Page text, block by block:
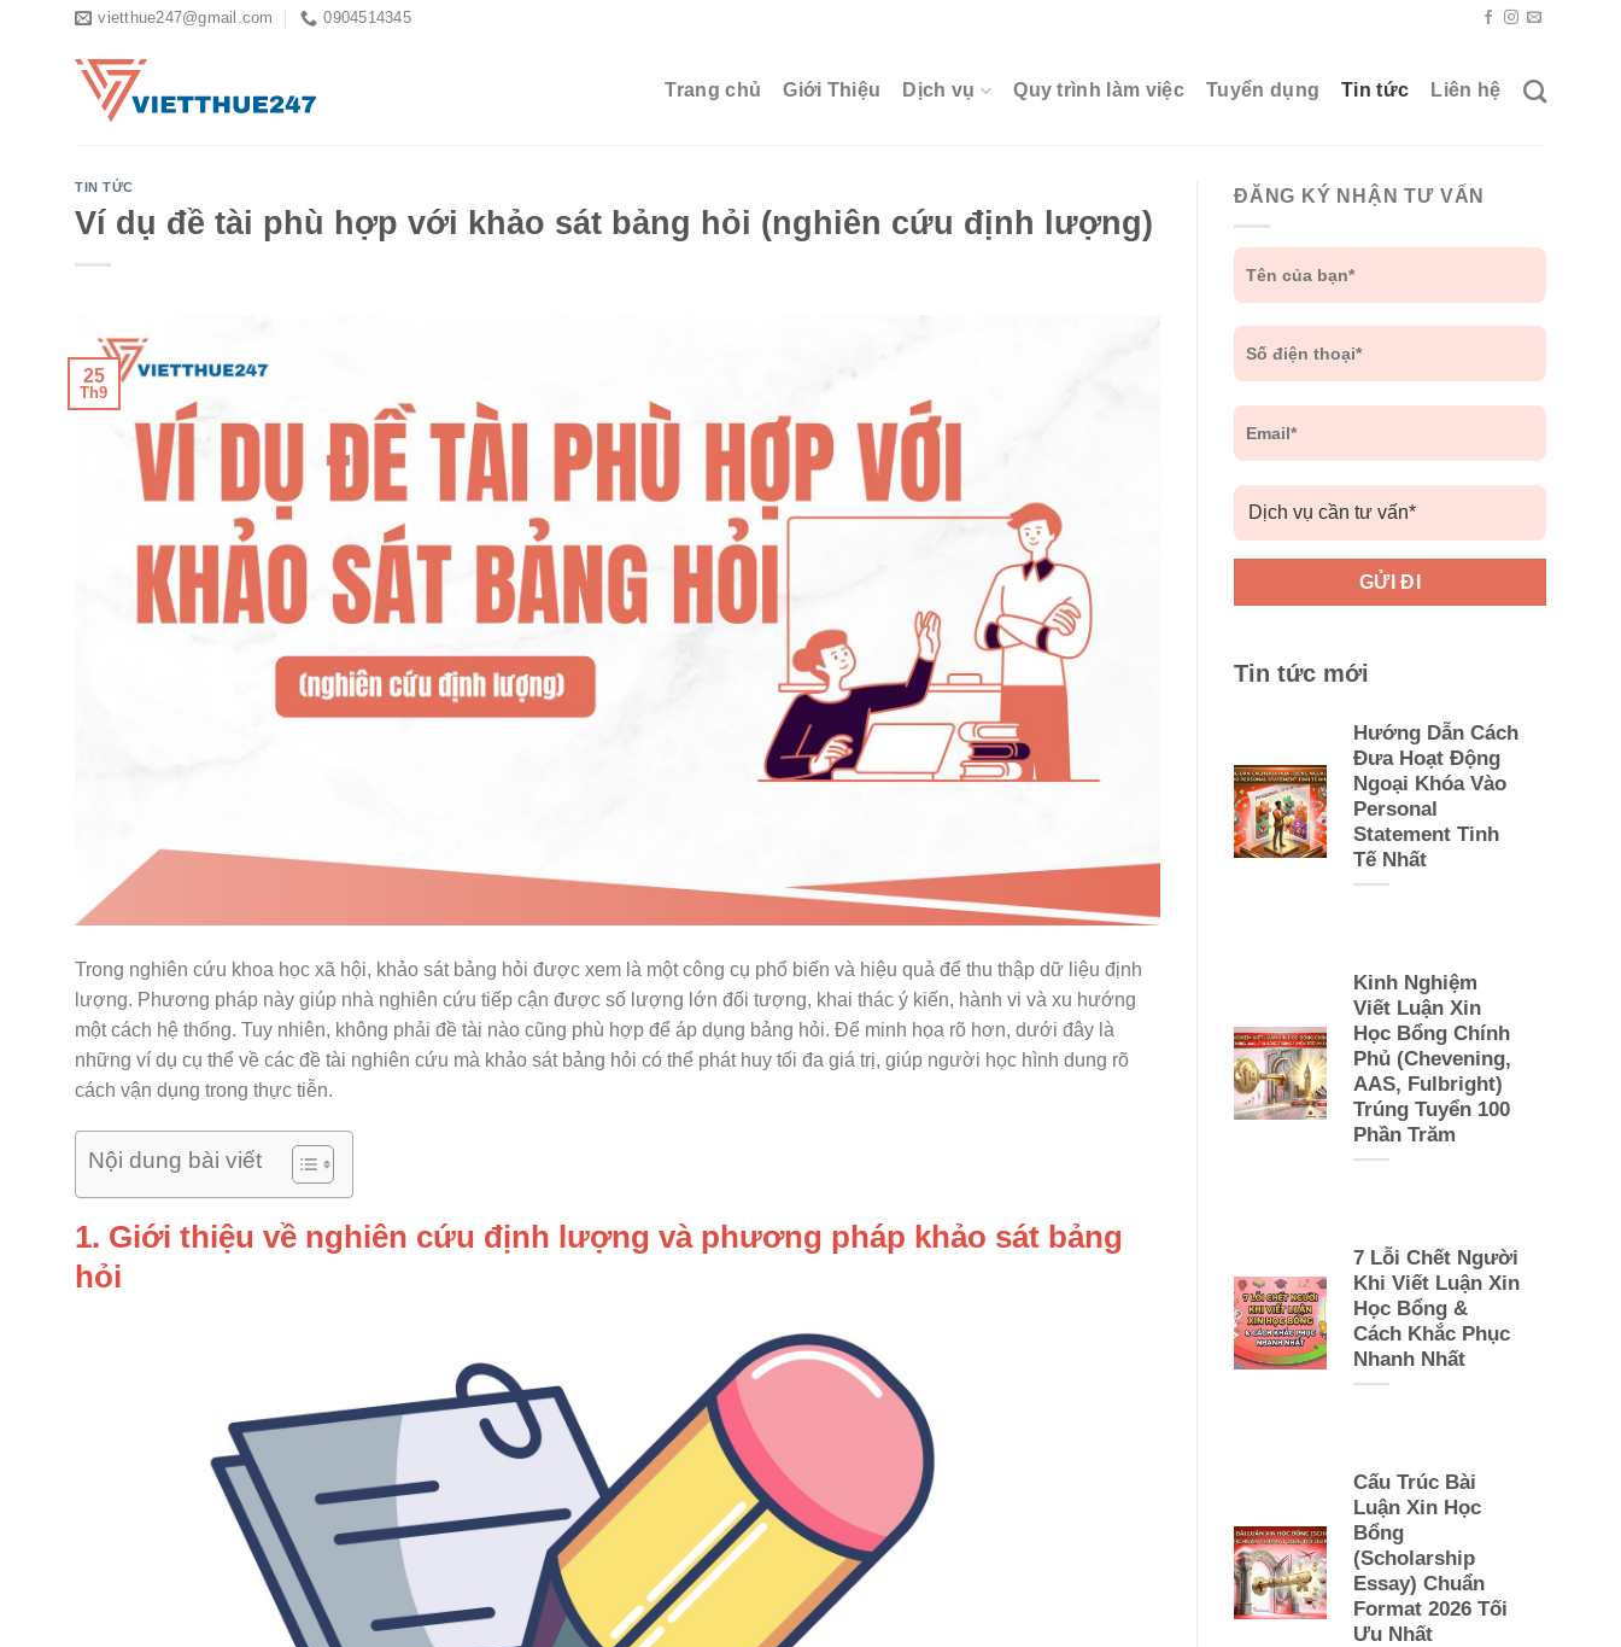
vietthue247@gmail.com 0904514345
Trang chủ Giới Thiệu Dịch vụ Quy trình làm việc Tuyển dụng Tin tức Liên hệ
TIN TỨC
Ví dụ đề tài phù hợp với khảo sát bảng hỏi (nghiên cứu định lượng)
25
Th9
Trong nghiên cứu khoa học xã hội, khảo sát bảng hỏi được xem là một công cụ phổ biến và hiệu quả để thu thập dữ liệu định
lượng. Phương pháp này giúp nhà nghiên cứu tiếp cận được số lượng lớn đối tượng, khai thác ý kiến, hành vi và xu hướng
một cách hệ thống. Tuy nhiên, không phải đề tài nào cũng phù hợp để áp dụng bảng hỏi. Để minh họa rõ hơn, dưới đây là
những ví dụ cụ thể về các đề tài nghiên cứu mà khảo sát bảng hỏi có thể phát huy tối đa giá trị, giúp người học hình dung rõ
cách vận dụng trong thực tiễn.
Nội dung bài viết
1. Giới thiệu về nghiên cứu định lượng và phương pháp khảo sát bảng
hỏi
ĐĂNG KÝ NHẬN TƯ VẤN
Tin tức mới
Hướng Dẫn Cách
Đưa Hoạt Động
Ngoại Khóa Vào
Personal
Statement Tinh
Tế Nhất
Kinh Nghiệm
Viết Luận Xin
Học Bổng Chính
Phủ (Chevening,
AAS, Fulbright)
Trúng Tuyển 100
Phần Trăm
7 Lỗi Chết Người
Khi Viết Luận Xin
Học Bổng &
Cách Khắc Phục
Nhanh Nhất
Cấu Trúc Bài
Luận Xin Học
Bổng
(Scholarship
Essay) Chuẩn
Format 2026 Tối
Ưu Nhất